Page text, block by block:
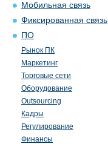
Мобильная связь
Фиксированная связь
ПО
Рынок ПК
Маркетинг
Торговые сети
Оборудование
Outsourcing
Кадры
Регулирование
Финансы